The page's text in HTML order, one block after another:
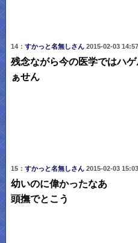
14： すかっと名無しさん 2015-02-03
残念ながら今の医学ではハ
ぁせん
15： すかっと名無しさん 2015-02-03
幼いのに偉かったなあ
頭撫でとこう